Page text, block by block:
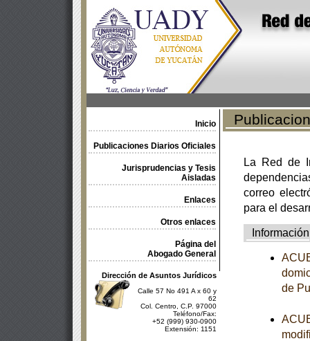
Inicio
Publicaciones Diarios Oficiales
Jurisprudencias y Tesis
Aisladas
Enlaces
Otros enlaces
Página del
Abogado General
Dirección de Asuntos Jurídicos
Calle 57 No 491 A x 60 y
62
Col. Centro, C.P. 97000
Teléfono/Fax:
+52 (999) 930-0900
Extensión: 1151
La Red de
correo
para el
Información
de